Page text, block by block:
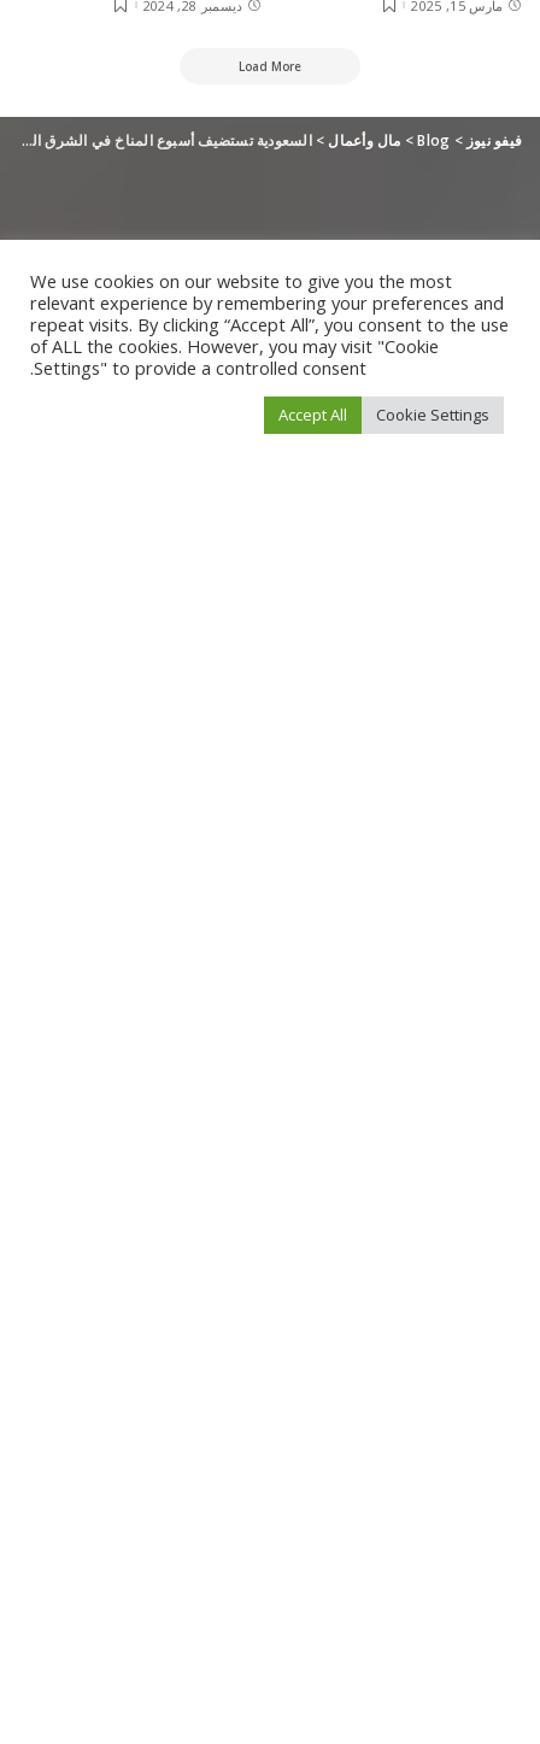
مارس 15, 2025 ديسمبر 28, 2024
Load More
فيفو نيوز >
Blog
> مال وأعمال >السعودية تستضيف أسبوع المناخ في الشرق الأوسط وشمال إفريقيا لعام 2023
We use cookies on our website to give you the most
relevant experience by remembering your preferences and
repeat visits. By clicking “Accept All”, you consent to the use
of ALL the cookies. However, you may visit "Cookie
Settings" to provide a controlled consent.
Cookie Settings
Accept All